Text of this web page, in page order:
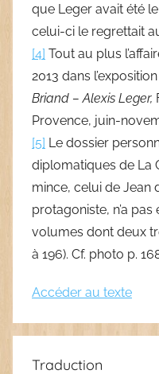
que Leger avait été
celui-ci le regrettait
[4] Tout au plus
2013 dans l’exposition
Briand – Alexis Leger,
Provence, juin-
[5] Le dossier
diplomatiques de La
mince, celui de Jean
protagoniste, n’a
volumes dont deux
à 196). Cf. photo p.
Accéder au texte
Traduction